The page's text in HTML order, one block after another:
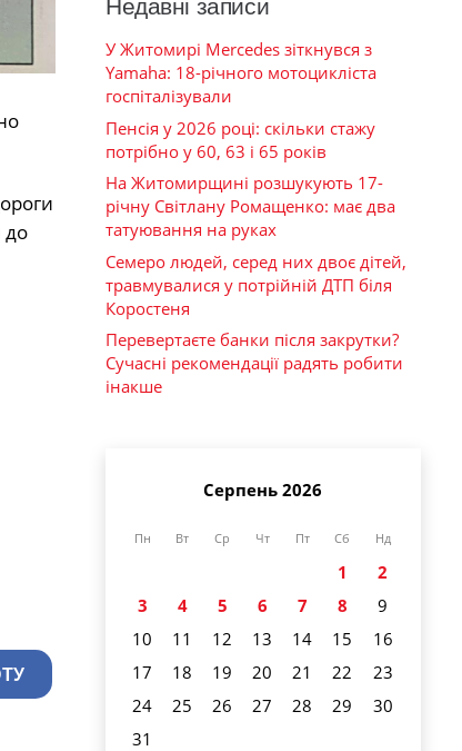
до
Недавні записи
У Житомирі Mercedes зіткнувся з
Yamaha: 18-річного мотоцикліста
госпіталізували
Пенсія у 2026 році: скільки стажу
потрібно у 60, 63 і 65 років
На Житомирщині розшукують 17-
річну Світлану Ромащенко: має два
татуювання на руках
Семеро людей, серед них двоє дітей,
травмувалися у потрійній ДТП біля
Коростеня
Перевертаєте банки після закрутки?
Сучасні рекомендації радять робити
інакше
Серпень 2026
Пн Вт Ср Чт Пт Сб Нд
1
2
3
4 5 6 7 8
9
10
11 12 13 14 15
16
17
18 19 20 21 22
23
24
25 26 27 28 29
30
31